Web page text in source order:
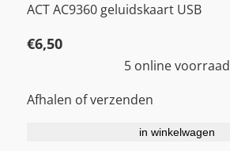
ACT AC9360 geluidskaart USB
€6,50
5 online voorraad
Afhalen of verzenden
in winkelwagen